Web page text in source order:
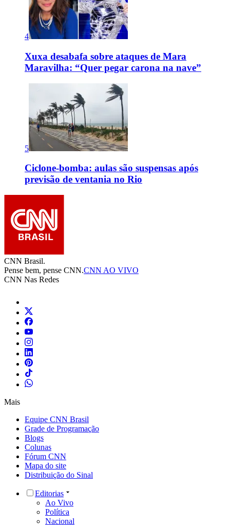
4
Xuxa desabafa sobre ataques de Mara
Maravilha: “Quer pegar carona na nave”
5
Ciclone-bomba: aulas são suspensas após
previsão de ventania no Rio
CNN Brasil.
Pense bem, pense CNN.CNN AO VIVO
CNN Nas Redes
Mais
Equipe CNN Brasil
Grade de Programação
Blogs
Colunas
Fórum CNN
Mapa do site
Distribuição do Sinal
Editorias
Ao Vivo
Política
Nacional